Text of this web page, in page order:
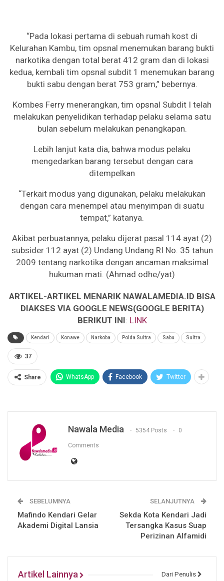
“Pada lokasi pertama di sebuah rumah kost di
Kelurahan Kambu, tim opsnal menemukan barang bukti
narkotika dengan total berat 412 gram dan di lokasi
kedua, kembali tim opsnal subdit 1 menemukan barang
bukti sabu dengan berat 753 gram,” bebernya.
Kombes Ferry menerangkan, tim opsnal Subdit I telah
melakukan penyelidikan terhadap pelaku selama satu
bulan sebelum melakukan penangkapan.
Lebih lanjut kata dia, bahwa modus pelaku
mengedarkan barang tersebut dengan cara
ditempelkan
“Terkait modus yang digunakan, pelaku melakukan
dengan cara menempel atau menyimpan di suatu
tempat,” katanya.
Akibat perbuatannya, pelaku dijerat pasal 114 ayat (2)
subsider 112 ayat (2) Undang Undang RI No. 35 tahun
2009 tentang narkotika dengan ancaman maksimal
hukuman mati. (Ahmad odhe/yat)
ARTIKEL-ARTIKEL MENARIK NAWALAMEDIA.ID BISA
DIAKSES VIA GOOGLE NEWS(GOOGLE BERITA)
BERIKUT INI: LINK
Kendari Konawe Narkoba Polda Sultra Sabu Sultra
37
Share WhatsApp Facebook Twitter
Nawala Media 5354 Posts 0
Comments
SEBELUMNYA
Mafindo Kendari Gelar
Akademi Digital Lansia
SELANJUTNYA
Sekda Kota Kendari Jadi
Tersangka Kasus Suap
Perizinan Alfamidi
Artikel Lainnya Dari Penulis